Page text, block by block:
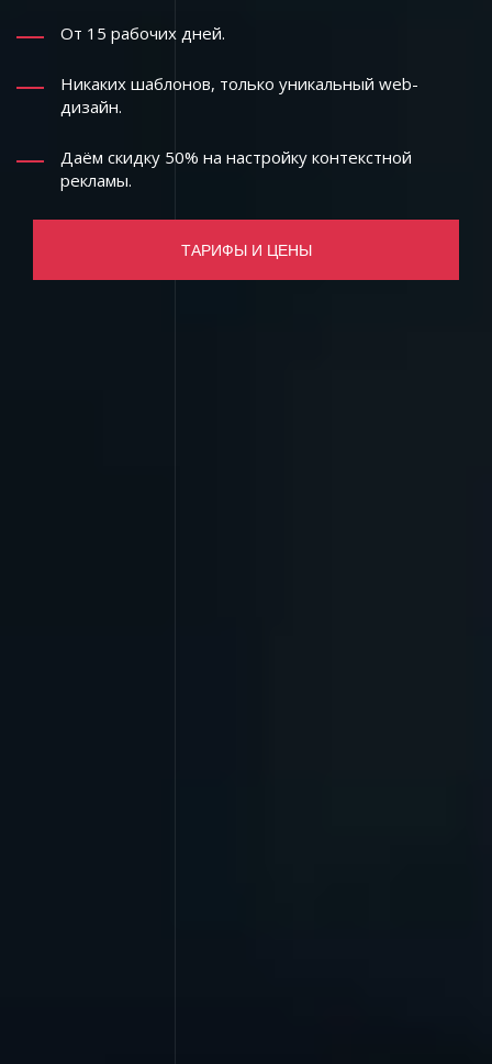
От 15 рабочих дней.
Никаких шаблонов, только уникальный web-
дизайн.
Даём скидку 50% на настройку контекстной
рекламы.
ТАРИФЫ И ЦЕНЫ